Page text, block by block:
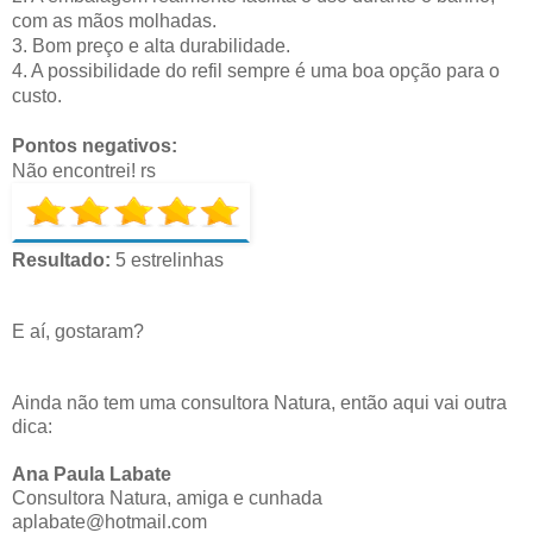
com as mãos molhadas.
3. Bom preço e alta durabilidade.
4. A possibilidade do refil sempre é uma boa opção para o
custo.
Pontos negativos:
Não encontrei! rs
Resultado: 5 estrelinhas
E aí, gostaram?
Ainda não tem uma consultora Natura, então aqui vai outra
dica:
Ana Paula Labate
Consultora Natura, amiga e cunhada
aplabate@hotmail.com